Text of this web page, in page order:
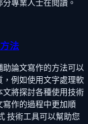
專業人士在閱讀。
法
論文寫作的方法可以
例如使用文字處理軟
將探討各種使用技術
作的過程中更加順
技術工具可以幫助您